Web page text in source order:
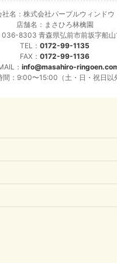
社名：株式会社パープルウィンドウ
店舗名：まさひろ林檎園
036-8303 青森県弘前市前坂字船
TEL：0172-99-1135
FAX：0172-99-1136
：info@masahiro-
間：9:00〜15:00（土・日・祝日以